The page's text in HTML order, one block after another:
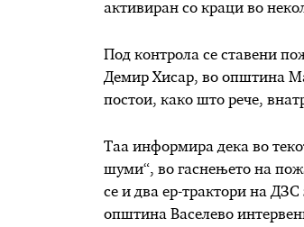
активиран со краци во
Под контрола се ставени
Демир Хисар, во општина
постои, како што рече,
Таа информира дека во
шуми“, во гаснењето на
се и два ер-трактори на
општина Васелево